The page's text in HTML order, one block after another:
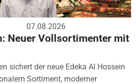
07.08.2026
Neuer Vollsortimenter mit
sichert der neue Edeka Al Hossein
Sortiment, moderner